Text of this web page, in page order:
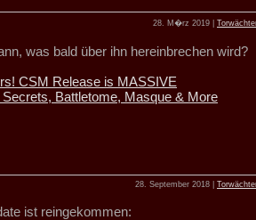
28. M�rz 2019 |
was bald über ihn hereinbrechen wird?
CSM Release is MASSIVE
Battletome, Masque & More
28. September 2018 |
ist reingekommen: